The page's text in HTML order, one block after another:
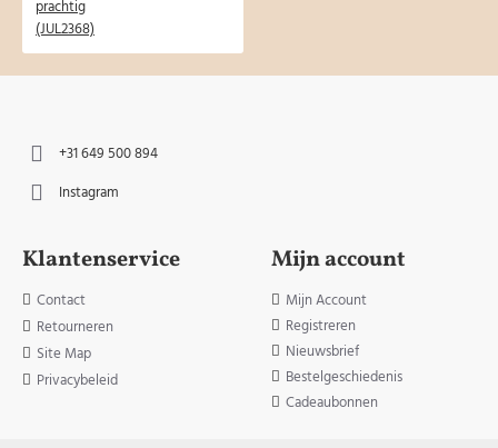
+31 649 500 894
Instagram
Klantenservice
Contact
Retourneren
Site Map
Privacybeleid
Mijn account
Mijn Account
Registreren
Nieuwsbrief
Bestelgeschiedenis
Cadeaubonnen